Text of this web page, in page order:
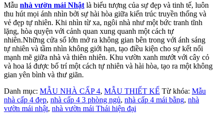
Mẫu nhà vườn mái Nhật là biểu tượng của sự đẹp và tinh tế, luôn
thu hút mọi ánh nhìn bởi sự hài hòa giữa kiến trúc truyền thống và
vẻ đẹp tự nhiên. Khi nhìn từ xa, ngôi nhà như một bức tranh tĩnh
lặng, hòa quyện với cảnh quan xung quanh một cách tự
nhiên.Những cửa sổ lớn mở ra không gian bên trong với ánh sáng
tự nhiên và tầm nhìn không giới hạn, tạo điều kiện cho sự kết nối
mạnh mẽ giữa nhà và thiên nhiên. Khu vườn xanh mướt với cây cỏ
và hoa lá được bố trí một cách tự nhiên và hài hòa, tạo ra một không
gian yên bình và thư giãn.
Danh mục: MẪU NHÀ CẤP 4, MẪU THIẾT KẾ Từ khóa: Mẫu
nhà cấp 4 đẹp, nhà cấp 4 3 phòng ngủ, nhà cấp 4 mái bằng, nhà
vườn mái nhật, nhà vườn mái Thái hiện đại